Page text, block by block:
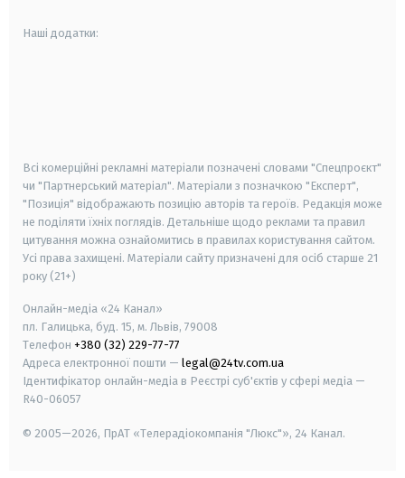
Наші додатки:
Всі комерційні рекламні матеріали позначені словами "Спецпроєкт"
чи "Партнерський матеріал". Матеріали з позначкою "Експерт",
"Позиція" відображають позицію авторів та героїв. Редакція може
не поділяти їхніх поглядів. Детальніше щодо реклами та правил
цитування можна ознайомитись в правилах користування сайтом.
Усі права захищені. Матеріали сайту призначені для осіб старше 21
року (21+)
Онлайн-медіа «24 Канал»
пл. Галицька, буд. 15, м. Львів, 79008
Телефон +380 (32) 229-77-77
Адреса електронної пошти — legal@24tv.com.ua
Ідентифікатор онлайн-медіа в Реєстрі суб'єктів у сфері медіа —
R40-06057
© 2005—2026, ПрАТ «Телерадіокомпанія "Люкс"», 24 Канал.